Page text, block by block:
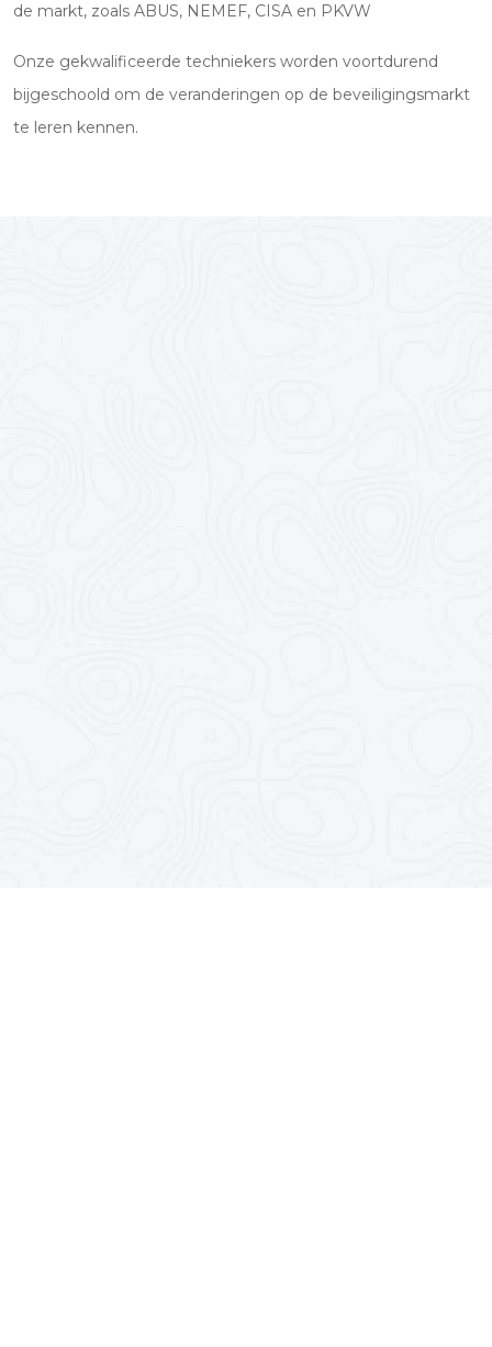
de markt, zoals ABUS, NEMEF, CISA en PKVW
Onze gekwalificeerde techniekers worden voortdurend
bijgeschoold om de veranderingen op de beveiligingsmarkt
te leren kennen.